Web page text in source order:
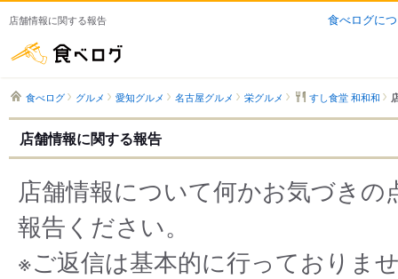
店舗情報に関する報告 食べログに
食べログ グルメ 愛知グルメ 名古屋グルメ 栄グルメ すし食堂 和和和
店舗情報に関する報告
店舗情報について何かお気づき
報告ください。
※ご返信は基本的に行っておりま